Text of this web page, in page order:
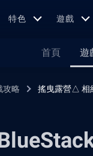
特色 遊戲
首頁 遊
攻略 搖曳露營△ 相